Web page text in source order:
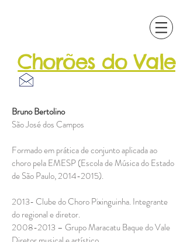
Chorões do Vale
Bruno Bertolino
São José dos Campos
Formado em prática de conjunto aplicada ao
choro pela EMESP (Escola de Música do Estado
de São Paulo,2014-2015).
2013- Clube do Choro Pixinguinha. Integrante
do regional e diretor.
2008-2013 – Grupo Maracatu Baque do Vale